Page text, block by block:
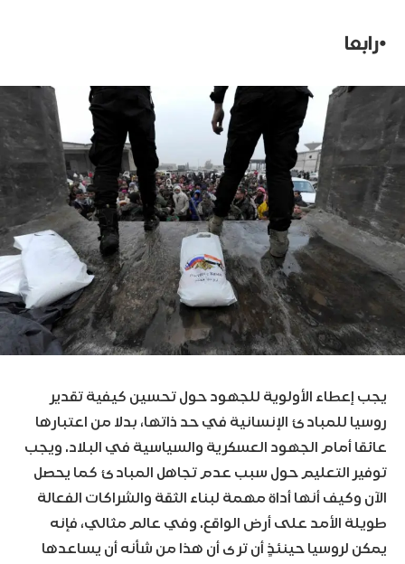
•رابعا
يجب إعطاء الأولوية للجهود حول تحسين كيفية تقدير
روسيا للمبادئ الإنسانية في حد ذاتها، بدلا من اعتبارها
عائقا أمام الجهود العسكرية والسياسية في البلاد. ويجب
توفير التعليم حول سبب عدم تجاهل المبادئ كما يحصل
الآن وكيف أنها أداة مهمة لبناء الثقة والشراكات الفعالة
طويلة الأمد على أرض الواقع. وفي عالم مثالي، فإنه
يمكن لروسيا حينئذٍ أن ترى أن هذا من شأنه أن يساعدها